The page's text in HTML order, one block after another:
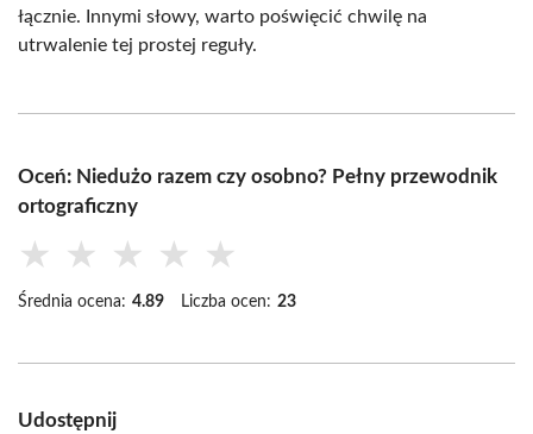
łącznie. Innymi słowy, warto poświęcić chwilę na
utrwalenie tej prostej reguły.
Oceń: Niedużo razem czy osobno? Pełny przewodnik
ortograficzny
★ ★ ★ ★ ★
Średnia ocena: 4.89 Liczba ocen: 23
Udostępnij